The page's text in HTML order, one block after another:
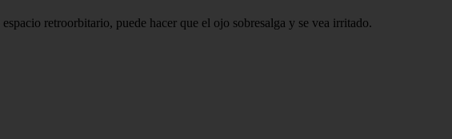
retroorbitario, puede hacer que el ojo sobresalga y se vea irritado.